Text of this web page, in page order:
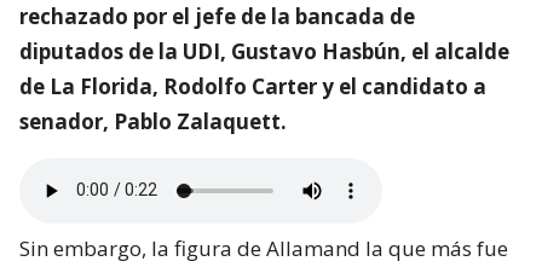
rechazado por el jefe de la bancada de
diputados de la UDI, Gustavo Hasbún, el alcalde
de La Florida, Rodolfo Carter y el candidato a
senador, Pablo Zalaquett.
Sin embargo, la figura de Allamand la que más fue